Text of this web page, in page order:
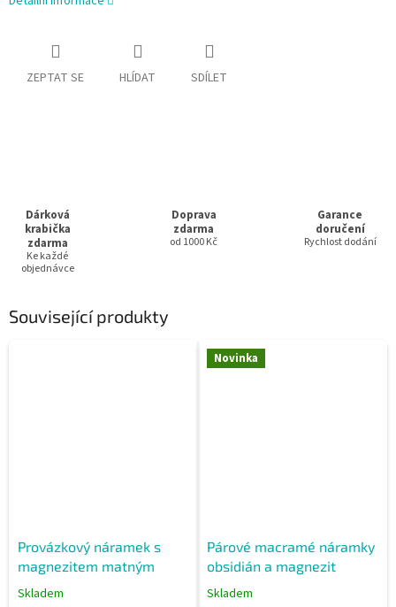
ZEPTAT SE HLÍDAT SDÍLET
Dárková
krabička
zdarma
Ke každé
objednávce
Doprava
zdarma
od 1000 Kč
Garance
doručení
Rychlost dodání
Související produkty
Provázkový náramek s
magnezitem matným
Skladem
Novinka
Párové macramé náramky
obsidián a magnezit
Skladem